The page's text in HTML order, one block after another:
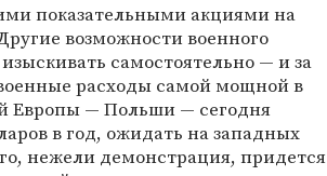
показательными акциями на
возможности военного
самостоятельно — и за
расходы самой мощной в
Европы — Польши — сегодня
в год, ожидать на западных
нежели демонстрация, придется